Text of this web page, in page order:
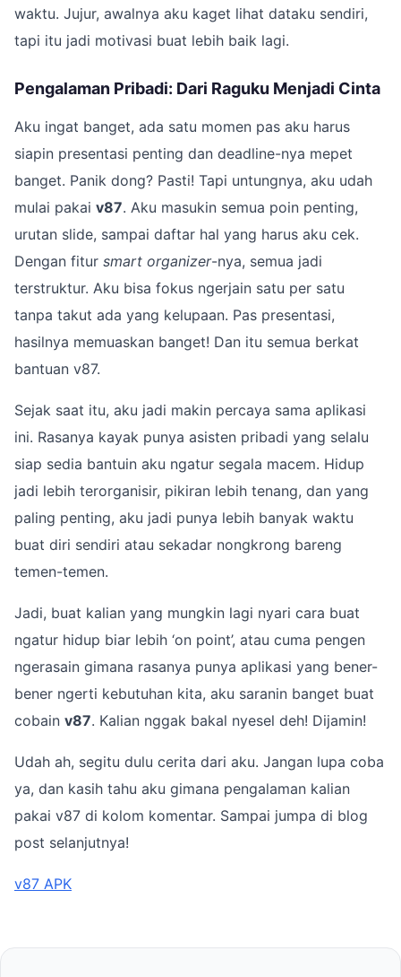
waktu. Jujur, awalnya aku kaget lihat dataku sendiri,
tapi itu jadi motivasi buat lebih baik lagi.
Pengalaman Pribadi: Dari Raguku Menjadi Cinta
Aku ingat banget, ada satu momen pas aku harus
siapin presentasi penting dan deadline-nya mepet
banget. Panik dong? Pasti! Tapi untungnya, aku udah
mulai pakai v87. Aku masukin semua poin penting,
urutan slide, sampai daftar hal yang harus aku cek.
Dengan fitur smart organizer-nya, semua jadi
terstruktur. Aku bisa fokus ngerjain satu per satu
tanpa takut ada yang kelupaan. Pas presentasi,
hasilnya memuaskan banget! Dan itu semua berkat
bantuan v87.
Sejak saat itu, aku jadi makin percaya sama aplikasi
ini. Rasanya kayak punya asisten pribadi yang selalu
siap sedia bantuin aku ngatur segala macem. Hidup
jadi lebih terorganisir, pikiran lebih tenang, dan yang
paling penting, aku jadi punya lebih banyak waktu
buat diri sendiri atau sekadar nongkrong bareng
temen-temen.
Jadi, buat kalian yang mungkin lagi nyari cara buat
ngatur hidup biar lebih ‘on point’, atau cuma pengen
ngerasain gimana rasanya punya aplikasi yang bener-
bener ngerti kebutuhan kita, aku saranin banget buat
cobain v87. Kalian nggak bakal nyesel deh! Dijamin!
Udah ah, segitu dulu cerita dari aku. Jangan lupa coba
ya, dan kasih tahu aku gimana pengalaman kalian
pakai v87 di kolom komentar. Sampai jumpa di blog
post selanjutnya!
v87 APK